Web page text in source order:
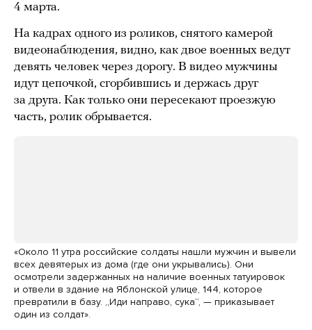
4 марта.
На кадрах одного из роликов, снятого камерой
видеонаблюдения, видно, как двое военных ведут
девять человек через дорогу. В видео мужчины
идут цепочкой, сгорбившись и держась друг
за друга. Как только они пересекают проезжую
часть, ролик обрывается.
«Около 11 утра российские солдаты нашли мужчин и вывели
всех девятерых из дома (где они укрывались). Они
осмотрели задержанных на наличие военных татуировок
и отвели в здание на Яблонской улице, 144, которое
превратили в базу. „Иди направо, сука“, — приказывает
один из солдат».